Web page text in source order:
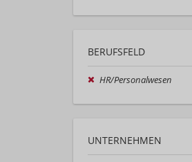
BERUFSFELD
HR/Personalwesen
UNTERNEHMEN